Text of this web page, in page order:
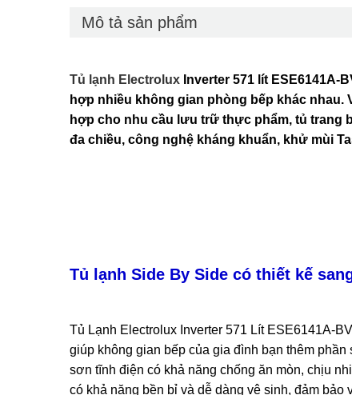
Mô tả sản phẩm
Tủ lạnh Electrolux Inverter 571 lít ESE6141A-
hợp nhiều không gian phòng bếp khác
hợp cho nhu cầu lưu trữ thực phẩm, tủ trang
đa chiều, công nghệ kháng khuẩn, khử mùi
Tủ lạnh Side By Side có thiết kế
Tủ Lạnh Electrolux Inverter 571 Lít ESE6141A-
giúp không gian bếp của gia đình bạn thêm
sơn tĩnh điện có khả năng chống ăn mòn, chịu
có khả năng bền bỉ và dễ dàng vệ sinh, đảm bảo